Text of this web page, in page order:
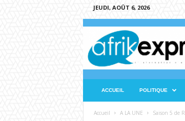
JEUDI, AOÛT 6, 2026
e
ACCUEIL POLITIQUE
Accueil A LA UNE Saison 5 de